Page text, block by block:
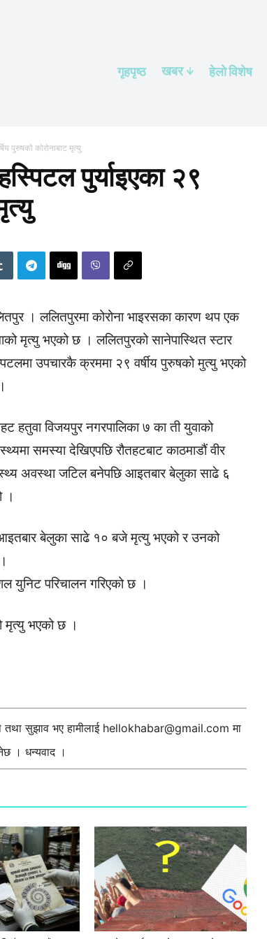
गृहपृष्ठ खबर हेलाे विशेष
पुरुषको कोरोनाबाट मृत्यु
पुर्याइएका २९
। ललितपुरमा कोरोना भाइरसका कारण थप एक
मृत्यु भएको छ । ललितपुरको सानेपास्थित स्टार
उपचारकै क्रममा २९ वर्षीय पुरुषको मुत्यु भएको
हतुवा विजयपुर नगरपालिका ७ का ती युवाको
समस्या देखिएपछि रौतहटबाट काठमाडौं वीर
अवस्था जटिल बनेपछि आइतबार बेलुका साढे ६
।
बेलुका साढे १० बजे मृत्यु भएको र उनको
युनिट परिचालन गरिएको छ ।
मृत्यु भएको छ ।
तथा सुझाव भए हामीलाई hellokhabar@gmail.com मा
। धन्यवाद ।